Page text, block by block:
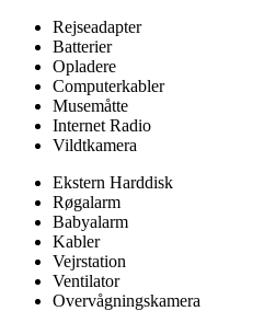
Rejseadapter
Batterier
Opladere
Computerkabler
Musemåtte
Internet Radio
Vildtkamera
Ekstern Harddisk
Røgalarm
Babyalarm
Kabler
Vejrstation
Ventilator
Overvågningskamera